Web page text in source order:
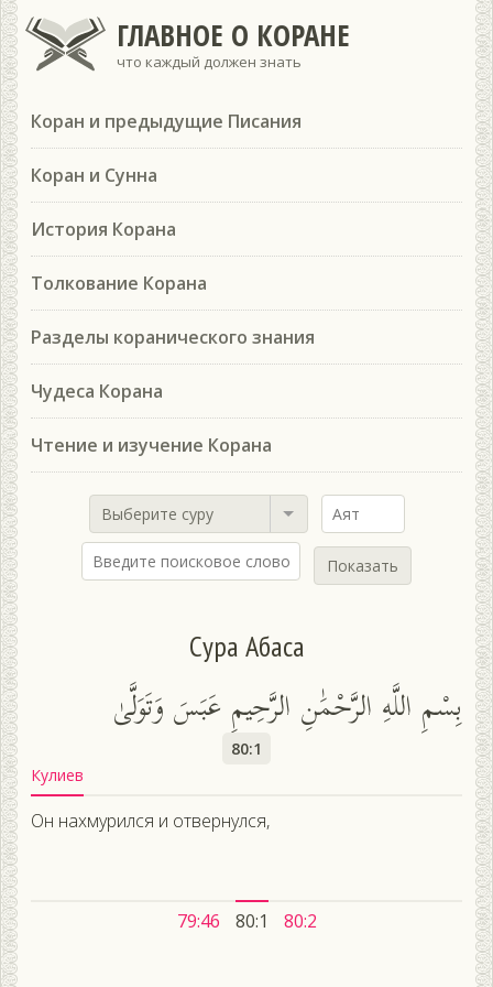
ГЛАВНОЕ О КОРАНЕ
что каждый должен знать
Коран и предыдущие Писания
Коран и Сунна
История Корана
Толкование Корана
Разделы коранического знания
Чудеса Корана
Чтение и изучение Корана
Выберите суру
Показать
Сура Абаса
بِسْمِ اللَّهِ الرَّحْمَٰنِ الرَّحِيمِ عَبَسَ وَتَوَلَّىٰ
80:1
Кулиев
Он нахмурился и отвернулся,
79:46 80:1 80:2